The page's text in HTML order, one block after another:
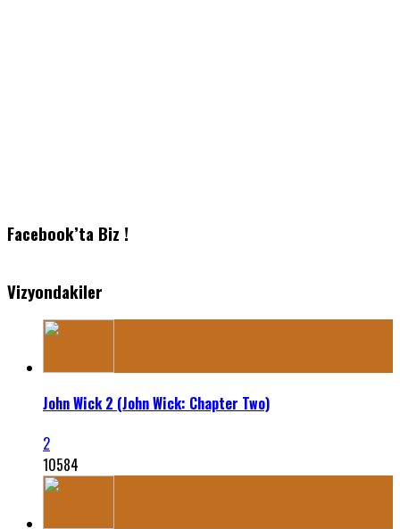
Facebook’ta Biz !
Vizyondakiler
John Wick 2 (John Wick: Chapter Two)
2
10584